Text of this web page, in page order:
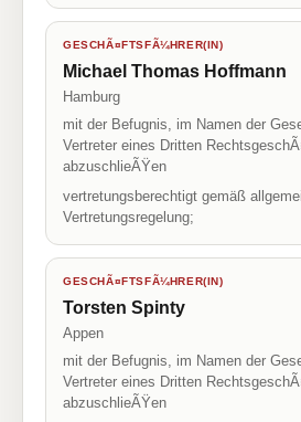
GESCHÃ¤FTSFÃ¼HRER(IN)
Michael Thomas Hoffmann
Hamburg
mit der Befugnis, im Namen der
Vertreter eines Dritten
abzuschlieÃŸen
vertretungsberechtigt gemäß
Vertretungsregelung;
GESCHÃ¤FTSFÃ¼HRER(IN)
Torsten Spinty
Appen
mit der Befugnis, im Namen der
Vertreter eines Dritten
abzuschlieÃŸen